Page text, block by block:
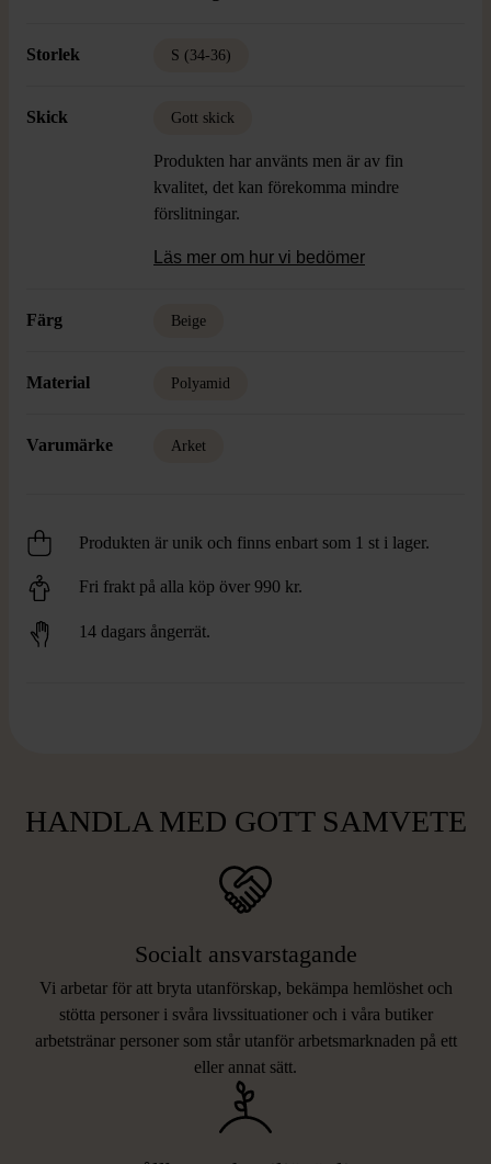
Storlek S (34-36)
Skick Gott skick
Produkten har använts men är av fin
kvalitet, det kan förekomma mindre
förslitningar.
Läs mer om hur vi bedömer
Färg Beige
Material Polyamid
Varumärke Arket
Produkten är unik och finns enbart som 1 st i lager.
Fri frakt på alla köp över 990 kr.
14 dagars ångerrät.
HANDLA MED GOTT SAMVETE
Socialt ansvarstagande
Vi arbetar för att bryta utanförskap, bekämpa hemlöshet och
stötta personer i svåra livssituationer och i våra butiker
arbetstränar personer som står utanför arbetsmarknaden på ett
eller annat sätt.